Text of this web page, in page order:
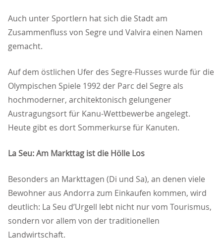
Auch unter Sportlern hat sich die Stadt am
Zusammenfluss von Segre und Valvira einen Namen
gemacht.
Auf dem östlichen Ufer des Segre-Flusses wurde für die
Olympischen Spiele 1992 der Parc del Segre als
hochmoderner, architektonisch gelungener
Austragungsort für Kanu-Wettbewerbe angelegt.
Heute gibt es dort Sommerkurse für Kanuten.
La Seu: Am Markttag ist die Hölle Los
Besonders an Markttagen (Di und Sa), an denen viele
Bewohner aus Andorra zum Einkaufen kommen, wird
deutlich: La Seu d’Urgell lebt nicht nur vom Tourismus,
sondern vor allem von der traditionellen
Landwirtschaft.